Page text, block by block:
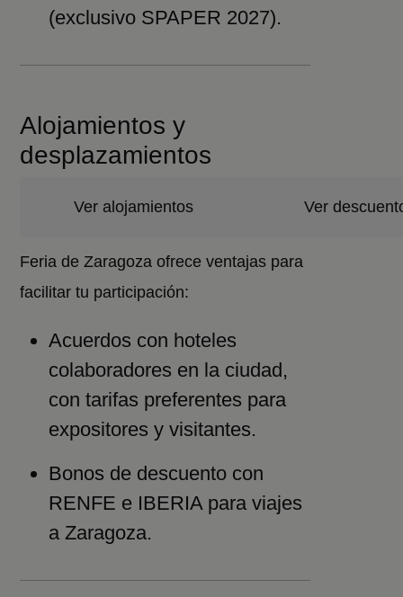
(exclusivo SPAPER 2027).
Alojamientos y
desplazamientos
Ver alojamientos Ver
Feria de Zaragoza ofrece ventajas para
facilitar tu participación:
Acuerdos con hoteles
colaboradores en la ciudad,
con tarifas preferentes para
expositores y visitantes.
Bonos de descuento con
RENFE e IBERIA para viajes
a Zaragoza.